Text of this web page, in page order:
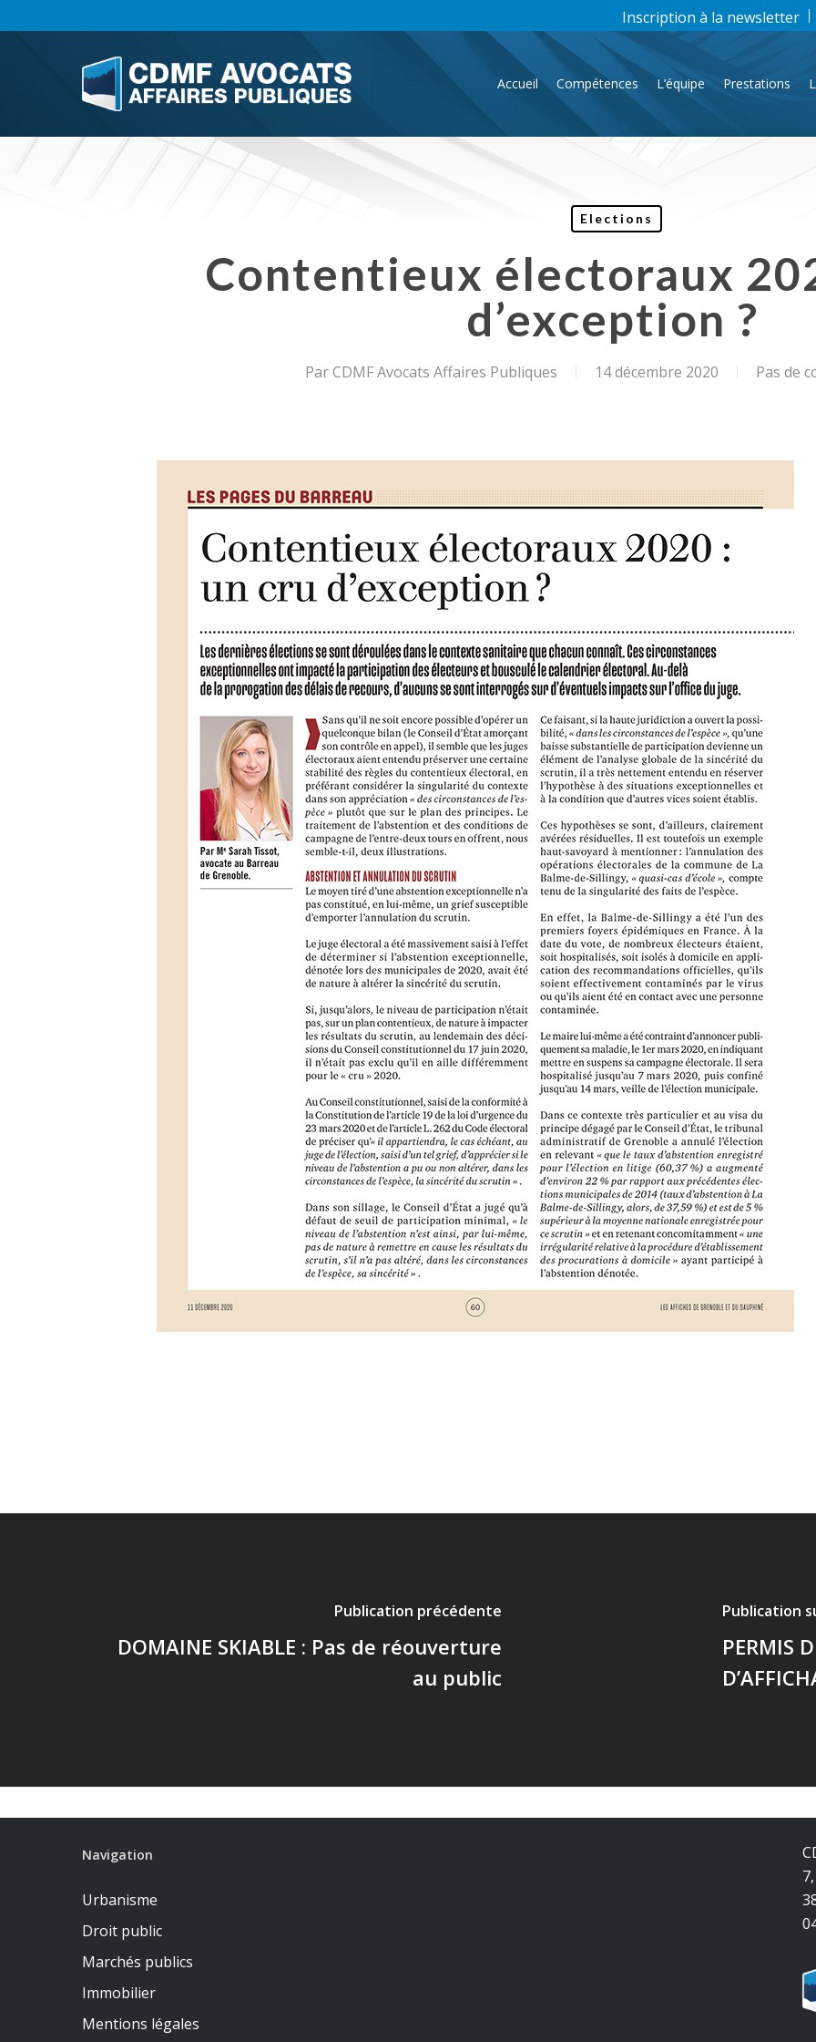
to
Accueil Compétences L’équipe Prestations
Inscription à la newsletter
Elections
Contentieux électoraux
d’exception ?
ParCDMF Avocats Affaires Publiques 14 décembre 2020 Pas de
Publication précédente
DOMAINE SKIABLE : Pas de réouverture
au public
Publication
PERMIS
Navigation
Urbanisme
Droit public
Marchés publics
Immobilier
Mentions légales